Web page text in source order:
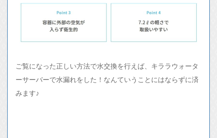
ご覧になった正しい方法で水交換を行えば、キララウォータ
ーサーバーで水漏れをした！なんていうことにはならずに済
みます♪